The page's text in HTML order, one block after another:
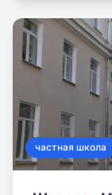
частная школа